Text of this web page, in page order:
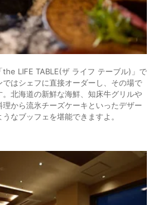
LIFE TABLE(ザ ライフ テーブル)」で
はシェフに直接オーダーし、その場で
北海道の新鮮な海鮮、知床牛グリルや
から流氷チーズケーキといったデザー
なブッフェを堪能できますよ。